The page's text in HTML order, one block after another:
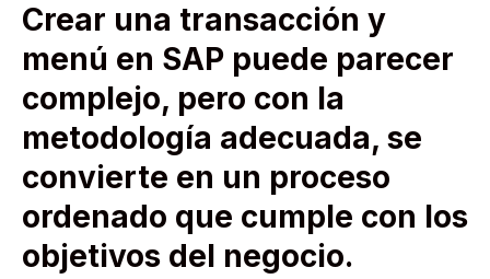
Crear una transacción y
menú en SAP puede parecer
complejo, pero con la
metodología adecuada, se
convierte en un proceso
ordenado que cumple con los
objetivos del negocio.